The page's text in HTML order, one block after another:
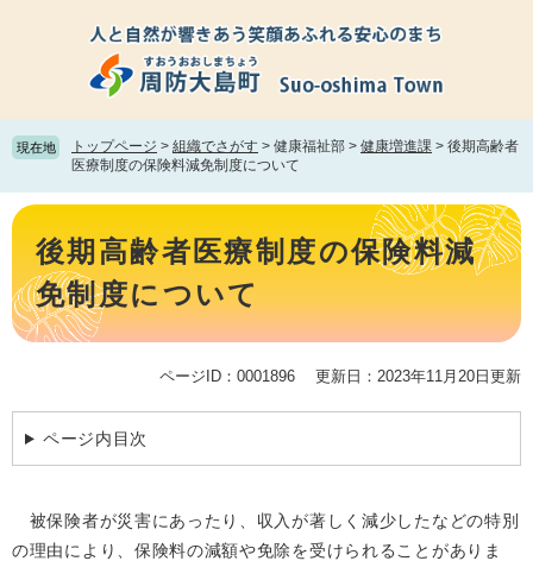
頭
で
飛
ば
て
現在地 トップページ > 組織でさがす > 健康福祉部 > 健康増進課 > 後期高齢者
医療制度の保険料減免制度について
本
後期高齢者医療制度の保険料減
免制度について
ページID：0001896 更新日：2023年11月20日更新
ページ内目次
被保険者が災害にあったり、収入が著しく減少したなどの特別
の理由により、保険料の減額や免除を受けられることがありま